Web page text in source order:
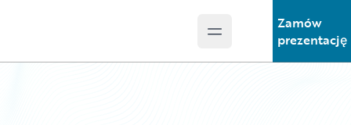
Open main menu
Zamów
prezentację